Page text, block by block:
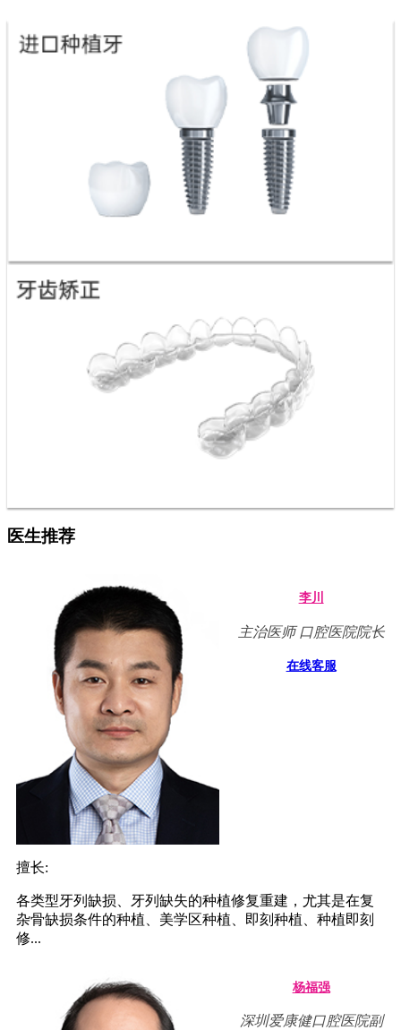
医生推荐
李川
主治医师 口腔医院院长
在线客服
擅长:
各类型牙列缺损、牙列缺失的种植修复重建，尤其是在复
杂骨缺损条件的种植、美学区种植、即刻种植、种植即刻
修...
杨福强
深圳爱康健口腔医院副